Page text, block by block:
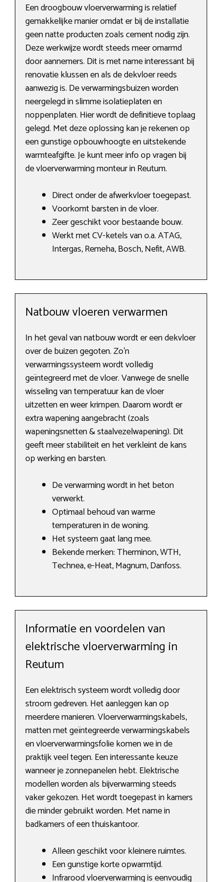
Een droogbouw vloerverwarming is relatief
gemakkelijke manier omdat er bij de installatie
geen natte producten zoals cement nodig zijn.
Deze werkwijze wordt steeds meer omarmd
door aannemers. Dit is met name interessant bij
renovatie klussen en als de dekvloer reeds
aanwezig is. De verwarmingsbuizen worden
neergelegd in slimme isolatieplaten en
noppenplaten. Hier wordt de definitieve toplaag
gelegd. Met deze oplossing kan je rekenen op
een gunstige opbouwhoogte en uitstekende
warmteafgifte. Je kunt meer info op vragen bij
de vloerverwarming monteur in Reutum.
Direct onder de afwerkvloer toegepast.
Voorkomt barsten in de vloer.
Zeer geschikt voor bestaande bouw.
Werkt met CV-ketels van o.a. ATAG,
Intergas, Remeha, Bosch, Nefit, AWB.
Natbouw vloeren verwarmen
In het geval van natbouw wordt er een dekvloer
over de buizen gegoten. Zo’n
verwarmingssysteem wordt volledig
geïntegreerd met de vloer. Vanwege de snelle
wisseling van temperatuur kan de vloer
uitzetten en weer krimpen. Daarom wordt er
extra wapening aangebracht (zoals
wapeningsnetten & staalvezelwapening). Dit
geeft meer stabiliteit en het verkleint de kans
op werking en barsten.
De verwarming wordt in het beton
verwerkt.
Optimaal behoud van warme
temperaturen in de woning.
Het systeem gaat lang mee.
Bekende merken: Therminon, WTH,
Technea, e-Heat, Magnum, Danfoss.
Informatie en voordelen van
elektrische vloerverwarming in
Reutum
Een elektrisch systeem wordt volledig door
stroom gedreven. Het aanleggen kan op
meerdere manieren. Vloerverwarmingskabels,
matten met geïntegreerde verwarmingskabels
en vloerverwarmingsfolie komen we in de
praktijk veel tegen. Een interessante keuze
wanneer je zonnepanelen hebt. Elektrische
modellen worden als bijverwarming steeds
vaker gekozen. Het wordt toegepast in kamers
die minder gebruikt worden. Met name in
badkamers of een thuiskantoor.
Alleen geschikt voor kleinere ruimtes.
Een gunstige korte opwarmtijd.
Infrarood vloerverwarming is eenvoudig